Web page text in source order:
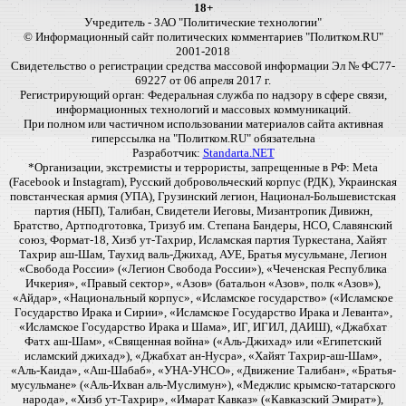
18+
Учредитель - ЗАО "Политические технологии"
© Информационный сайт политических комментариев "Политком.RU"
2001-2018
Свидетельство о регистрации средства массовой информации Эл № ФС77-
69227 от 06 апреля 2017 г.
Регистрирующий орган: Федеральная служба по надзору в сфере связи,
информационных технологий и массовых коммуникаций.
При полном или частичном использовании материалов сайта активная
гиперссылка на "Политком.RU" обязательна
Разработчик: Standarta.NET
*Организации, экстремисты и террористы, запрещенные в РФ: Meta
(Facebook и Instagram), Русский добровольческий корпус (РДК), Украинская
повстанческая армия (УПА), Грузинский легион, Национал-Большевистская
партия (НБП), Талибан, Свидетели Иеговы, Мизантропик Дивижн,
Братство, Артподготовка, Тризуб им. Степана Бандеры, НСО, Славянский
союз, Формат-18, Хизб ут-Тахрир, Исламская партия Туркестана, Хайят
Тахрир аш-Шам, Таухид валь-Джихад, АУЕ, Братья мусульмане, Легион
«Свобода России» («Легион Свобода России»), «Чеченская Республика
Ичкерия», «Правый сектор», «Азов» (батальон «Азов», полк «Азов»),
«Айдар», «Национальный корпус», «Исламское государство» («Исламское
Государство Ирака и Сирии», «Исламское Государство Ирака и Леванта»,
«Исламское Государство Ирака и Шама», ИГ, ИГИЛ, ДАИШ), «Джабхат
Фатх аш-Шам», «Священная война» («Аль-Джихад» или «Египетский
исламский джихад»), «Джабхат ан-Нусра», «Хайят Тахрир-аш-Шам»,
«Аль-Каида», «Аш-Шабаб», «УНА-УНСО», «Движение Талибан», «Братья-
мусульмане» («Аль-Ихван аль-Муслимун»), «Меджлис крымско-татарского
народа», «Хизб ут-Тахрир», «Имарат Кавказ» («Кавказский Эмират»),